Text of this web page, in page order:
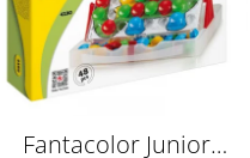
Fantacolor Junior